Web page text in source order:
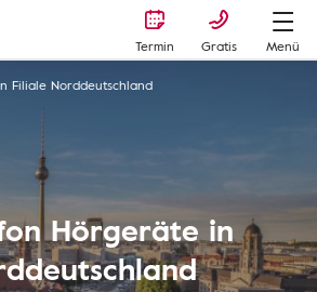
Termin Gratis
Menü
Filiale Norddeutschland
Hörgeräte in